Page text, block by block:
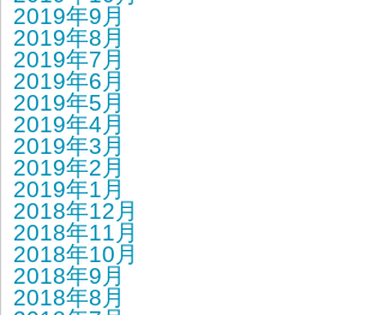
2019年9月
2019年8月
2019年7月
2019年6月
2019年5月
2019年4月
2019年3月
2019年2月
2019年1月
2018年12月
2018年11月
2018年10月
2018年9月
2018年8月